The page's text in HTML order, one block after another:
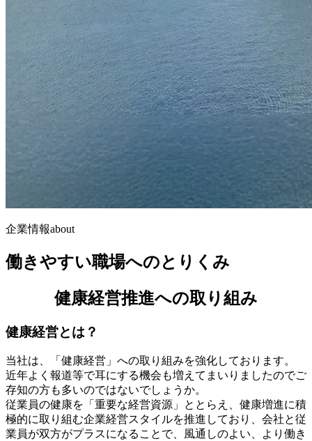
企業情報about
働きやすい職場へのとりくみ
健康経営推進への取り組み
健康経営とは？
当社は、「健康経営」への取り組みを強化しております。
近年よく報道等で耳にする機会も増えてまいりましたのでご
存知の方も多いのではないでしょうか。
従業員の健康を「重要な経営資源」ととらえ、健康増進に積
極的に取り組む企業経営スタイルを推進しており、会社と従
業員が双方がプラスになることで、風通しのよい、より働き